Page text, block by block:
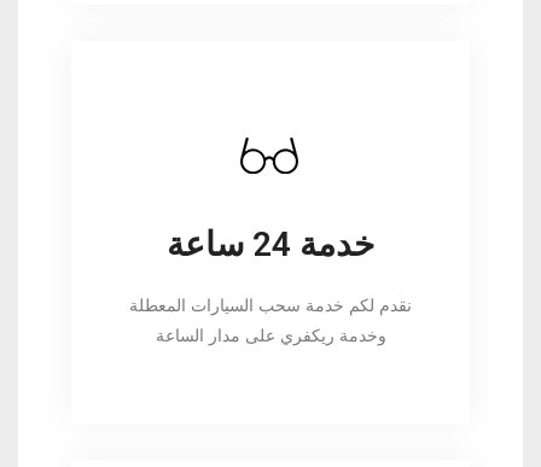
خدمة 24 ساعة
نقدم لكم خدمة سحب السيارات المعطلة
وخدمة ريكفري على مدار الساعة